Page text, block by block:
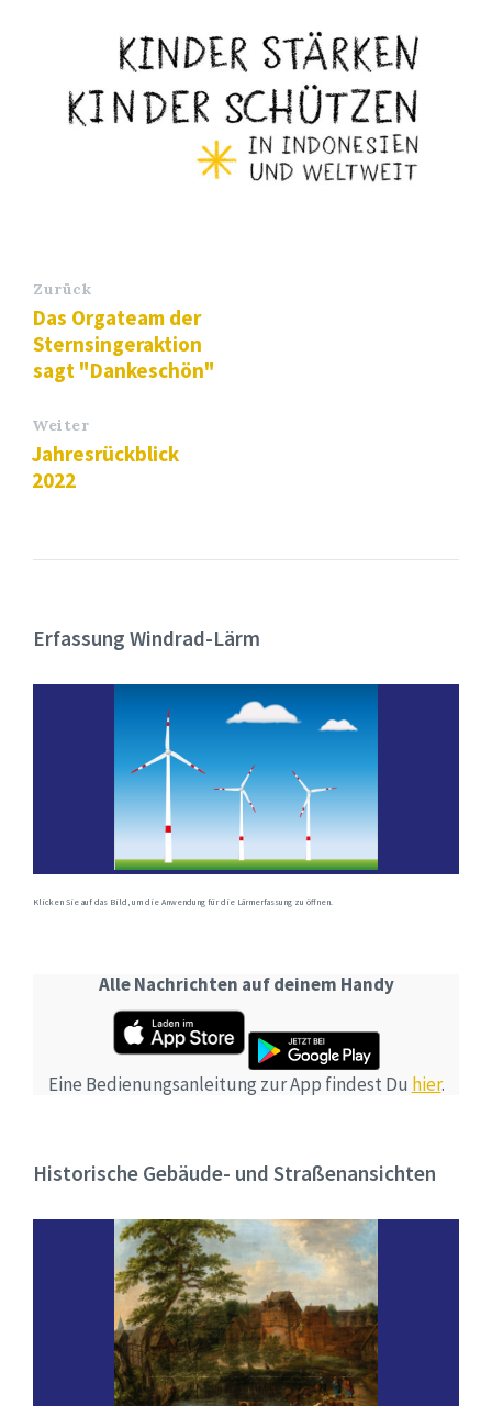
Zurück
Das Orgateam der
Sternsingeraktion
sagt "Dankeschön"
Weiter
Jahresrückblick
2022
Erfassung Windrad-Lärm
Klicken Sie auf das Bild, um die Anwendung für die Lärmerfassung zu öffnen.
Alle Nachrichten auf deinem Handy
Eine Bedienungsanleitung zur App findest Du hier.
Historische Gebäude- und Straßenansichten